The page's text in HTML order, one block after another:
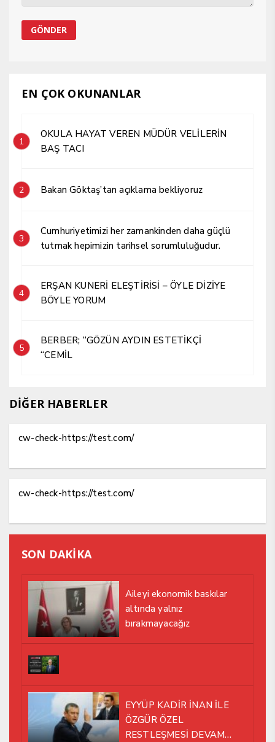
EN ÇOK OKUNANLAR
1
OKULA HAYAT VEREN MÜDÜR VELİLERİN
BAŞ TACI
2 Bakan Göktaş’tan açıklama bekliyoruz
3
Cumhuriyetimizi her zamankinden daha güçlü
tutmak hepimizin tarihsel sorumluluğudur.
4
ERŞAN KUNERİ ELEŞTİRİSİ – ÖYLE DİZİYE
BÖYLE YORUM
5
BERBER; “GÖZÜN AYDIN ESTETİKÇİ
“CEMİL
DİĞER HABERLER
cw-check-https://test.com/
cw-check-https://test.com/
SON DAKİKA
Aileyi ekonomik baskılar
altında yalnız
bırakmayacağız
EYYÜP KADİR İNAN İLE
ÖZGÜR ÖZEL
RESTLEŞMESİ DEVAM